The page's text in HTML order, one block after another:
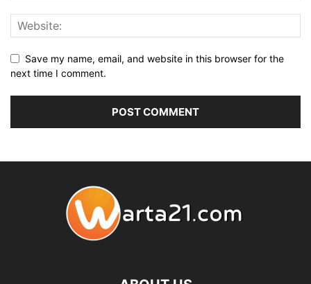
Save my name, email, and website in this browser for the
next time I comment.